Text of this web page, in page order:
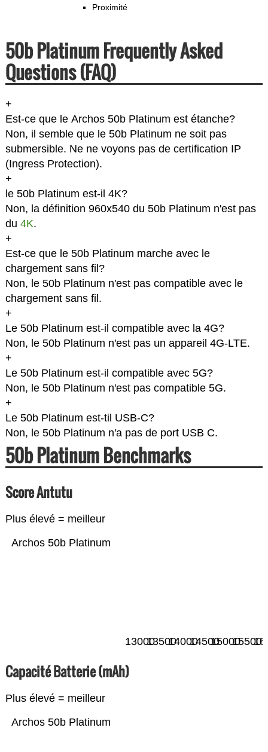
Proximité
50b Platinum Frequently Asked
Questions (FAQ)
+
Est-ce que le Archos 50b Platinum est étanche?
Non, il semble que le 50b Platinum ne soit pas
submersible. Ne ne voyons pas de certification IP
(Ingress Protection).
+
le 50b Platinum est-il 4K?
Non, la définition 960x540 du 50b Platinum n'est pas
du 4K.
+
Est-ce que le 50b Platinum marche avec le
chargement sans fil?
Non, le 50b Platinum n'est pas compatible avec le
chargement sans fil.
+
Le 50b Platinum est-il compatible avec la 4G?
Non, le 50b Platinum n'est pas un appareil 4G-LTE.
+
Le 50b Platinum est-il compatible avec 5G?
Non, le 50b Platinum n'est pas compatible 5G.
+
Le 50b Platinum est-til USB-C?
Non, le 50b Platinum n'a pas de port USB C.
50b Platinum Benchmarks
Score Antutu
Plus élevé = meilleur
Archos 50b Platinum
130001350014000145001500015500
Capacité Batterie (mAh)
Plus élevé = meilleur
Archos 50b Platinum